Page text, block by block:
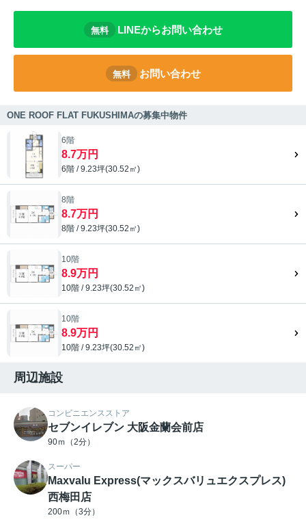
無料 LINEからお問い合わせ
無料 お問い合わせ
ONE ROOF FLAT FUKUSHIMAの募集中物件
6階
8.7万円
6階 / 9.23坪(30.52㎡)
8階
8.7万円
8階 / 9.23坪(30.52㎡)
10階
8.9万円
10階 / 9.23坪(30.52㎡)
10階
8.9万円
10階 / 9.23坪(30.52㎡)
周辺施設
コンビニエンスストア
セブンイレブン 大阪金蘭会前店
90ｍ（2分）
スーパー
Maxvalu Express(マックスバリュエクスプレス)
西梅田店
200ｍ（3分）